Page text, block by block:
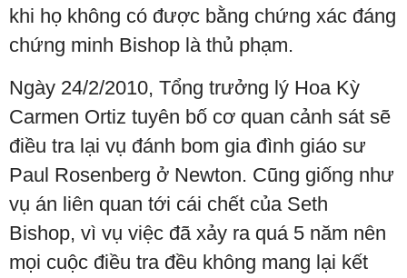
khi họ không có được bằng chứng xác đáng
chứng minh Bishop là thủ phạm.
Ngày 24/2/2010, Tổng trưởng lý Hoa Kỳ
Carmen Ortiz tuyên bố cơ quan cảnh sát sẽ
điều tra lại vụ đánh bom gia đình giáo sư
Paul Rosenberg ở Newton. Cũng giống như
vụ án liên quan tới cái chết của Seth
Bishop, vì vụ việc đã xảy ra quá 5 năm nên
mọi cuộc điều tra đều không mang lại kết